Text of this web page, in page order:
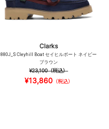
Clarks
880J_S Cleyhill Boat セイヒルボート ネイビー
ブラウン
¥23,100（税込）
¥13,860（税込）